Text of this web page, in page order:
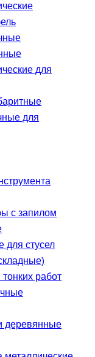
для
для
с запилом
стусел
работ
деревянные